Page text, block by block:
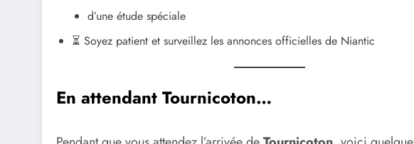
d’une étude spéciale
⏳ Soyez patient et surveillez les annonces officielles de Niantic
En attendant Tournicoton…